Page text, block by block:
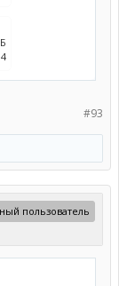
4
#93
пользователь